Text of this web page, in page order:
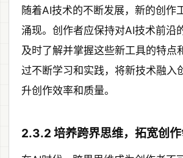
随着AI技术的不断发展，新的创作
涌现。创作者应保持对AI技术前沿
及时了解并掌握这些新工具的特点
过不断学习和实践，将新技术融入
升创作效率和质量。
2.3.2 培养跨界思维，拓宽创